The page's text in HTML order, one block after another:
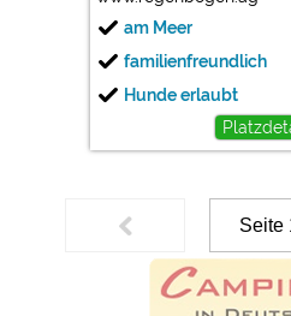
am Meer
familienfreundlich
Hunde erlaubt
Seite